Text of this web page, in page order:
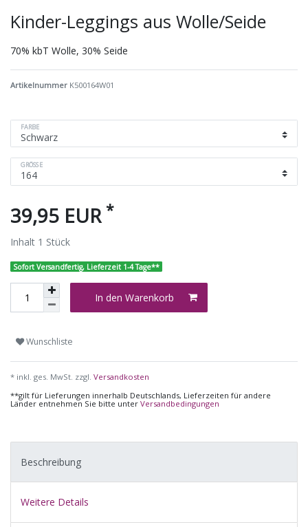
Kinder-Leggings aus Wolle/Seide
70% kbT Wolle, 30% Seide
Artikelnummer K500164W01
FARBE
GRÖSSE
39,95 EUR *
Inhalt 1 Stück
Sofort Versandfertig, Lieferzeit 1-4 Tage**
In den Warenkorb
Wunschliste
* inkl. ges. MwSt. zzgl. Versandkosten
**gilt für Lieferungen innerhalb Deutschlands, Lieferzeiten für andere
Länder entnehmen Sie bitte unter Versandbedingungen
Beschreibung
Weitere Details